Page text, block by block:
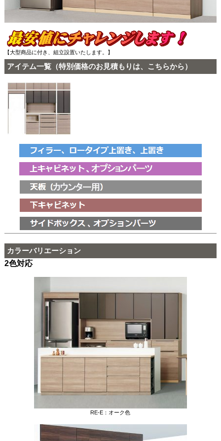
【大型商品に付き、組立設置いたします。】
アイテム一覧（特別価格のお見積もりは、こちらから）
カラーバリエーション
2色対応
RE-E：オーク色